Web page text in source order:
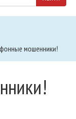
мошенники!